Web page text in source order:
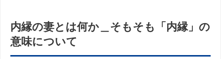
内縁の妻とは何か＿そもそも「内縁」の
意味について